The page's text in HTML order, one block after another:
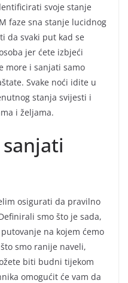
svoje stanje
faze sna stanje lucidnog
da svaki put kad se
jer ćete izbjeći
more i sanjati samo
Svake noći idite u
stanja svijesti i
i željama.
osigurati da pravilno
smo što je sada,
na kojem ćemo
smo ranije naveli,
biti budni tijekom
omogućit će vam da